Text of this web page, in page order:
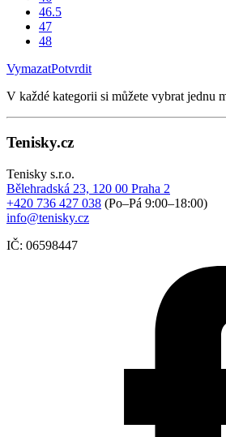
46.5
47
48
VymazatPotvrdit
V každé kategorii si můžete vybrat jednu
Tenisky.cz
Tenisky s.r.o.
Bělehradská 23, 120 00 Praha 2
+420 736 427 038 (Po–Pá 9:00–18:00)
info@tenisky.cz
IČ: 06598447